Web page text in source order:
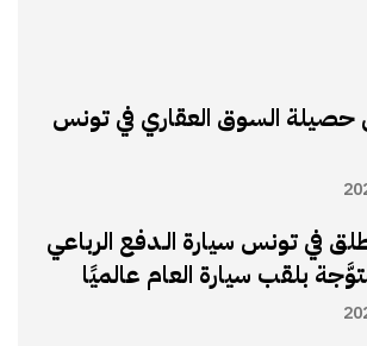
السوق العقاري في تونس
في تونس سيارة الـدفع الرباعي